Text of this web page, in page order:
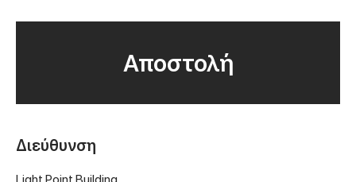
Διεύθυνση
Light Point Building